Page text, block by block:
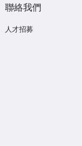
聯絡我們
人才招募